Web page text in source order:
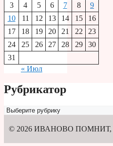
3
4 5 6 7 8
9
10
11 12 13 14 15
16
17
18 19 20 21 22
23
24
25 26 27 28 29
30
31
« Июл
Рубрикатор
Рубрикатор
© 2026 ИВАНОВО ПОМНИТ,